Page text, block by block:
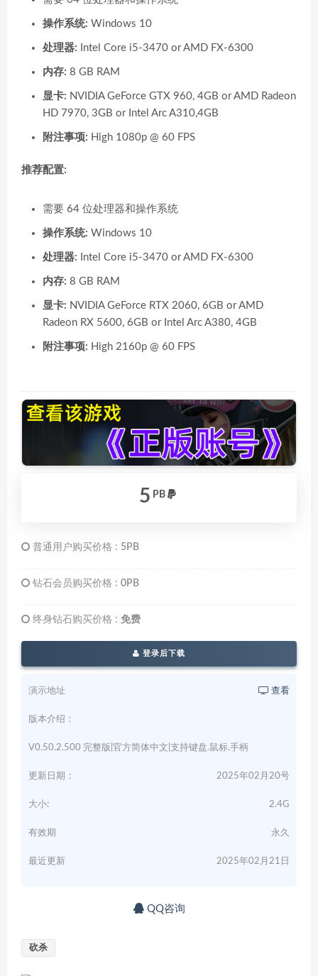
操作系统: Windows 10
处理器: Intel Core i5-3470 or AMD FX-6300
内存: 8 GB RAM
显卡: NVIDIA GeForce GTX 960, 4GB or AMD Radeon
HD 7970, 3GB or Intel Arc A310,4GB
附注事项: High 1080p @ 60 FPS
推荐配置:
需要 64 位处理器和操作系统
操作系统: Windows 10
处理器: Intel Core i5-3470 or AMD FX-6300
内存: 8 GB RAM
显卡: NVIDIA GeForce RTX 2060, 6GB or AMD
Radeon RX 5600, 6GB or Intel Arc A380, 4GB
附注事项: High 2160p @ 60 FPS
5 PB
普通用户购买价格 : 5PB
钻石会员购买价格 : 0PB
终身钻石购买价格 : 免费
登录后下载
演示地址 查看
版本介绍：
V0.50.2.500 完整版|官方简体中文|支持键盘.鼠标.手柄
更新日期： 2025年02月20号
大小: 2.4G
有效期 永久
最近更新 2025年02月21日
QQ咨询
砍杀